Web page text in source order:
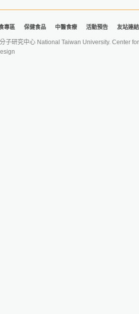
專區 保健食品 中醫食療 活動預告 友站連結
子研究中心 National Taiwan University. Center